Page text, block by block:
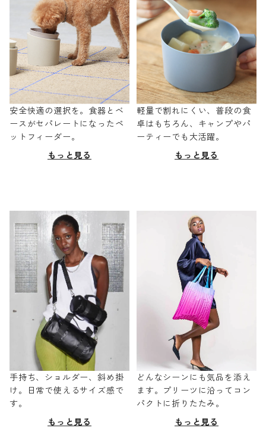
安全快適の選択を。食器とベ
ースがセパレートになったペ
ットフィーダー。
もっと見る
軽量で割れにくい、普段の食
卓はもちろん、キャンプやパ
ーティーでも大活躍。
もっと見る
手持ち、ショルダー、斜め掛
け。日常で使えるサイズ感で
す。
もっと見る
どんなシーンにも気品を添え
ます。プリーツに沿ってコン
パクトに折りたたみ。
もっと見る